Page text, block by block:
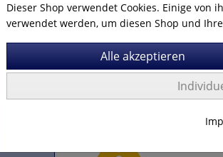
Dieser Shop verwendet Cookies. Einige von
verwendet werden, um diesen Shop und